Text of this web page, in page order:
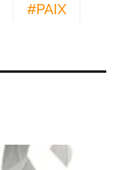
#PAIX